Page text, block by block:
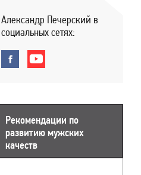
Александр Печерский в
социальных сетях:
Рекомендации по
развитию мужских
качеств